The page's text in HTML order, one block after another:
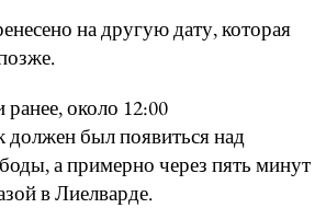
на другую дату, которая
около 12:00
был появиться над
а примерно через пять минут
в Лиелварде.